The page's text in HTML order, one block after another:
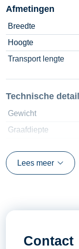
Afmetingen
Breedte
Hoogte
Transport lengte
Technische
Gewicht
Graafdiepte
Motor
Tankinhoud diesel
Lees meer
Contact